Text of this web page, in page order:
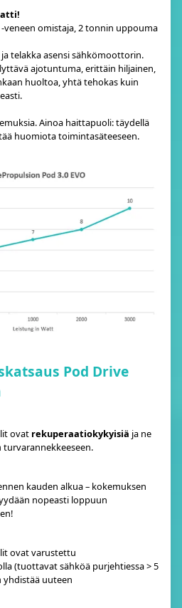
-veneen omistaja, 2 tonnin uppouma
telakka asensi sähkömoottorin.
ajotuntuma, erittäin hiljainen,
huoltoa, yhtä tehokas kuin
Ainoa haittapuoli: täydellä
huomiota toimintasäteeseen.
Pod Drive
ovat rekuperaatiokykyisiä ja ne
kauden alkua – kokemuksen
nopeasti loppuun
ovat varustettu
(tuottavat sähköä purjehtiessa > 5
yhdistää uuteen